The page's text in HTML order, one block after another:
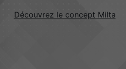
Découvrez le concept Milta